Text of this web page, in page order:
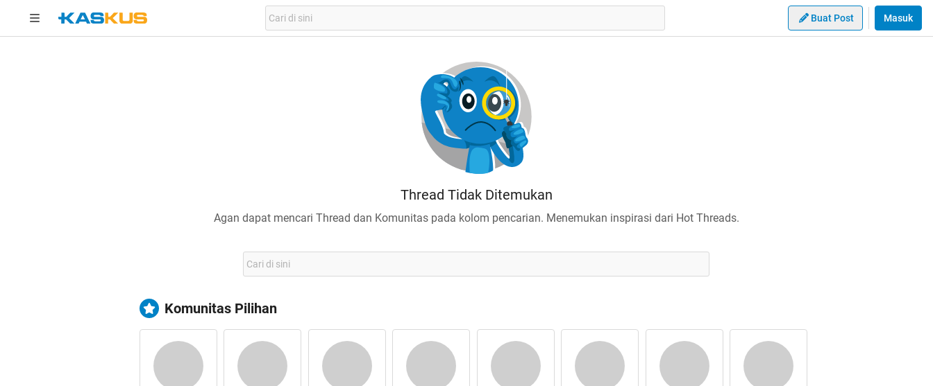
Buat Post Masuk
Thread Tidak Ditemukan
Agan dapat mencari Thread dan Komunitas pada kolom pencarian. Menemukan inspirasi dari Hot Threads.
Komunitas Pilihan